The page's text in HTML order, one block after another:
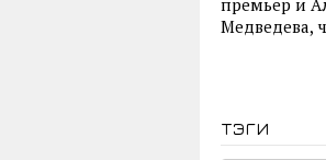
премьер и
Медведева,
тэги